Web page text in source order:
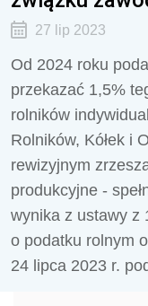
27 lip 2023
Od 2024 roku
przekazać 1,5%
rolników
Rolników, Kółek i
rewizyjnym
produkcyjne -
wynika z ustawy z
o podatku rolnym
24 lipca 2023 r.